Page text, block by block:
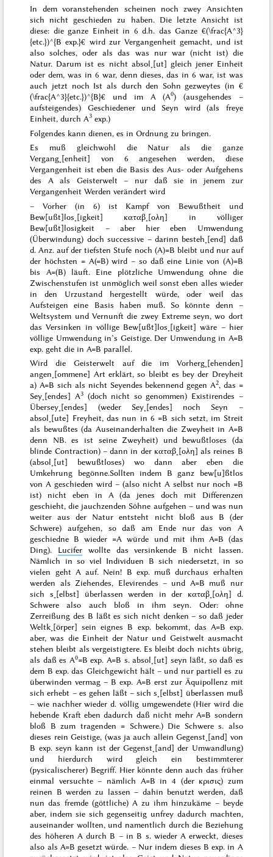
In dem voranstehenden scheinen noch zwey Ansichten
sich nicht geschieden zu haben. Die letzte Ansicht ist
diese: dieganze Einheit in 6 d.h. das Ganze €(\frac{A^3}
{etc.})^{B exp.}€ wird zur Vergangenheit gemacht, und ist
also solches, oder als das was nur war(nicht ist) die
Natur. Darum ist es nicht absol˖[ut] gleich jener Einheit
oder dem, was in 6 war, denn dieses, das in 6 war, ist was
auch jetzt noch Ist als durch den Sohn gezweytes (in €
(\frac{A^3}{etc.})^{B}€ und im A (A0) (ausgehendes –
aufsteigendes) Geschiedener und Seyn wird (als freye
Einheit, durch A3 exp.)
Folgendes kann dienen, es in Ordnung zu bringen.
Es muß gleichwohl die Natur als die ganze
Vergang˖[enheit] von 6 angesehen werden, diese
Vergangenheit ist eben die Basis des Aus- oder Aufgehens
des A als Geisterwelt – nur daß sie in jenem zur
Vergangenheit Werden verändert wird
–Vorher (in 6) ist Kampf von Bewußtheit und
Bew[ußt]los˖[igkeit] καταβ˖[ολη] in völliger
Bew[ußt]losigkeit – aber hier eben Umwendung
(Überwindung) doch successive – darinn besteh˖[end] daß
d. Anz. auf der tiefsten Stufe noch (A)=B bleibt und nur auf
der höchsten = A(=B) wird – so daß eine Linie von (A)=B
bis A=(B)läuft. Eine plötzliche Umwendung ohne die
Zwischenstufen ist unmöglich weil sonst eben alles wieder
in den Urzustand hergestellt würde, oder weil das
Aufsteigen eine Basis haben muß. So könnte denn –
Weltsystem und Vernunft die zwey Extreme seyn, wo dort
das Versinken in völlige Bew[ußt]los˖[igkeit] wäre – hier
völlige Umwendung in’s Geistige. Der Umwendung in A=B
exp. geht die in A=B parallel.
Wird die Geisterwelt auf die im Vorherg˖[ehenden]
angen˖[ommene] Art erklärt, so bleibt es bey der Dreyheit
a) A=B sich als nicht Seyendes bekennend gegen A2, das =
Sey˖[endes] A3(doch nicht so genommen) Existirendes –
Übersey˖[endes] (weder Sey˖[endes] noch Seyn –
absol˖[ute] Freyheit, das nun in 6 =B sich setzt, im Streit
als bewußtes (da Auseinanderhalten die Zweyheit in A=B
denn
NB. es ist seine Zweyheit) und bewußtloses (da
blinde Contraction) – dann in der καταβ˖[ολη] als reines B
(absol˖[ut] bewußtloses) wo dann aber eben die
Umkehrung begönne.Sollten indem B ganz bew[u]ßtlos
von Ageschieden wird – (also nicht A selbst nur noch =B
ist) nicht eben in A (da jenes doch mit Differenzen
geschieht, die jauchzendenSöhne aufgehen – und was nun
weiter aus der Natur entsteht nicht bloß aus B (der
Schwere) aufgehen, so daßam Ende nur das von A
geschiedne B wieder =A würde und mit ihm A=B (das
Ding). Lucifer wollte das versinkende B nicht lassen.
Nämlich in so viel Individuen B sich niedersetzt, in so
vielen geht A auf. Nein! B exp. muß durchaus erhalten
werden als Ziehendes, Elevirendes – und A=B muß nur
sich s˖[elbst] überlassen werden in der καταβ˖[ολη] d.
Schwere also auch bloß in ihm seyn. Oder: ohne
Zerreißung des B läßt es sich nicht denken – so daß jeder
Weltk˖[örper] sein eignes B exp. bekommt, das A=B exp.
aber, was die Einheit der Natur und Geistwelt ausmacht
stehen bleibt als vergeistigtere. Es bleibt doch nichts übrig,
als daß es A0=B exp. A=B s. absol˖[ut] seyn läßt, so daß es
dem B exp. das Gleichgewicht hält – und nur partiell es zu
überwinden vermag – B exp. A=B erst zur Äquipollenz mit
sich erhebt – es gehen läßt – sich s˖[elbst] überlassen muß
– wie nachher wieder d. völlig umgewendete(Hier wird die
hebende Kraft eben dadurch daß nicht mehr A=B sondern
bloß B zum tragenden = Schwere.) Die Schwere s. also
dieses rein Geistige, (was ja auch allein Gegenst˖[and] von
B exp. seyn kann ist der Gegenst˖[and] der Umwandlung)
und hierdurch wird gleich ein bestimmterer
(pysicalischerer) Begriff. Hier könnte denn auch das früher
einmal versuchte – nämlich A=B in 4 (der κρισις) zum
reinen B werden zu lassen – dahin benutzt werden, daß
nun das fremde (göttliche) A zu ihm hinzukäme – beyde
aber, indem sie sich gegenseitig unfrey dadurch machten,
auseinander wollten, und namentlich durch die Beziehung
des höheren Adurch B – in B s. wieder A erweckt, dieses
also als A=B gesetzt würde. – Nur indem dieses B exp. in A